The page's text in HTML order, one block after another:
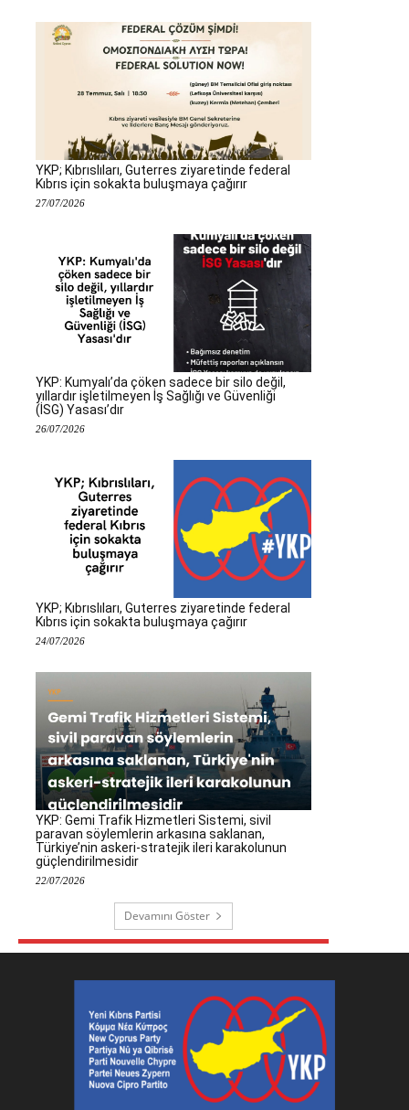
YKP; Kıbrıslıları, Guterres ziyaretinde federal
Kıbrıs için sokakta buluşmaya çağırır
27/07/2026
YKP: Kumyalı’da çöken sadece bir silo değil,
yıllardır işletilmeyen İş Sağlığı ve Güvenliği
(İSG) Yasası’dır
26/07/2026
YKP; Kıbrıslıları, Guterres ziyaretinde federal
Kıbrıs için sokakta buluşmaya çağırır
24/07/2026
YKP: Gemi Trafik Hizmetleri Sistemi, sivil
paravan söylemlerin arkasına saklanan,
Türkiye’nin askeri-stratejik ileri karakolunun
güçlendirilmesidir
22/07/2026
Devamını Göster